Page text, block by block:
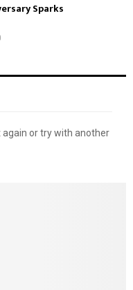
Sparks
again or try with another